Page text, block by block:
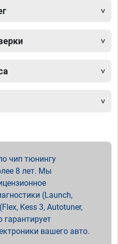
чип тюнингу
8 лет. Мы
(Launch,
Kess 3, Autotuner,
гарантирует
вашего авто.